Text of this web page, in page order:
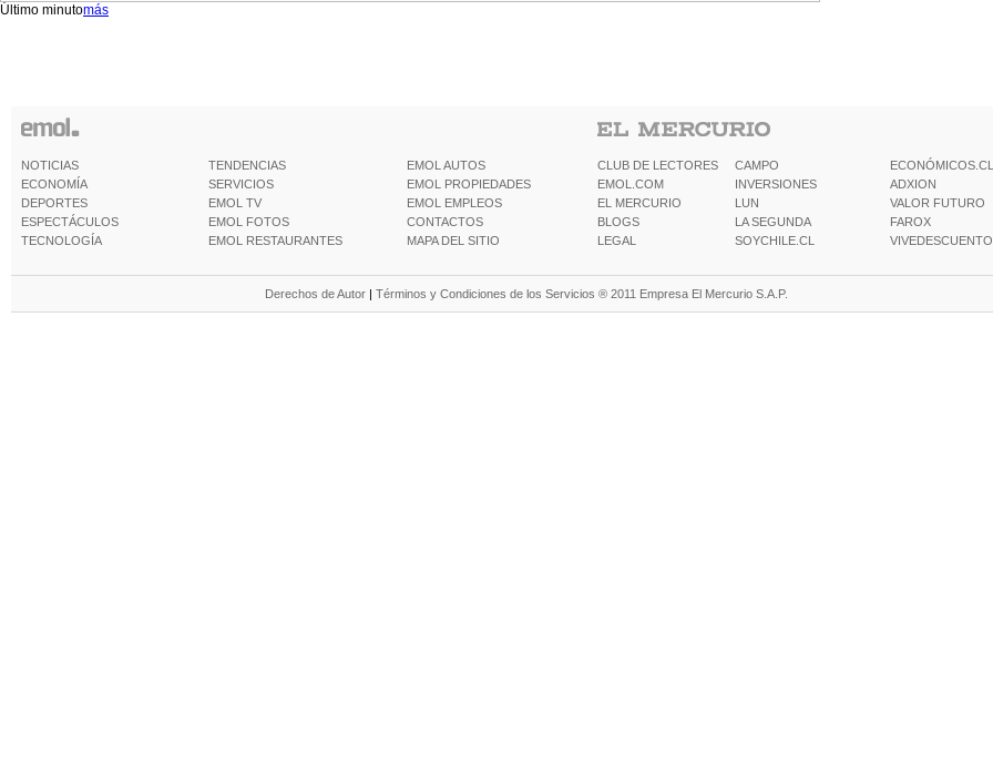
Último minutomás
NOTICIAS
ECONOMÍA
DEPORTES
ESPECTÁCULOS
TECNOLOGÍA
TENDENCIAS
SERVICIOS
EMOL TV
EMOL FOTOS
EMOL RESTAURANTES
EMOL AUTOS
EMOL PROPIEDADES
EMOL EMPLEOS
CONTACTOS
MAPA DEL SITIO
CLUB DE LECTORES
EMOL.COM
EL MERCURIO
BLOGS
LEGAL
CAMPO
INVERSIONES
LUN
LA SEGUNDA
SOYCHILE.CL
ECONÓMICOS.CL
ADXION
VALOR FUTURO
FAROX
Derechos de Autor | Términos y Condiciones de los Servicios ® 2011 Empresa El Mercurio S.A.P.